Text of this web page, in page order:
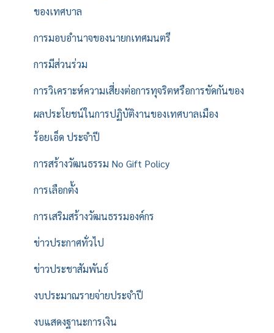
ของเทศบาล
การมอบอำนาจของนายกเทศมนตรี
การมีส่วนร่วม
การวิเคราะห์ความเสี่ยงต่อการทุจริตหรือการขัดกันของ
ผลประโยชน์ในการปฏิบัติงานของเทศบาลเมือง
ร้อยเอ็ด ประจำปี
การสร้างวัฒนธรรม No Gift Policy
การเลือกตั้ง
การเสริมสร้างวัฒนธรรมองค์กร
ข่าวประกาศทั่วไป
ข่าวประชาสัมพันธ์
งบประมาณรายจ่ายประจำปี
งบแสดงฐานะการเงิน